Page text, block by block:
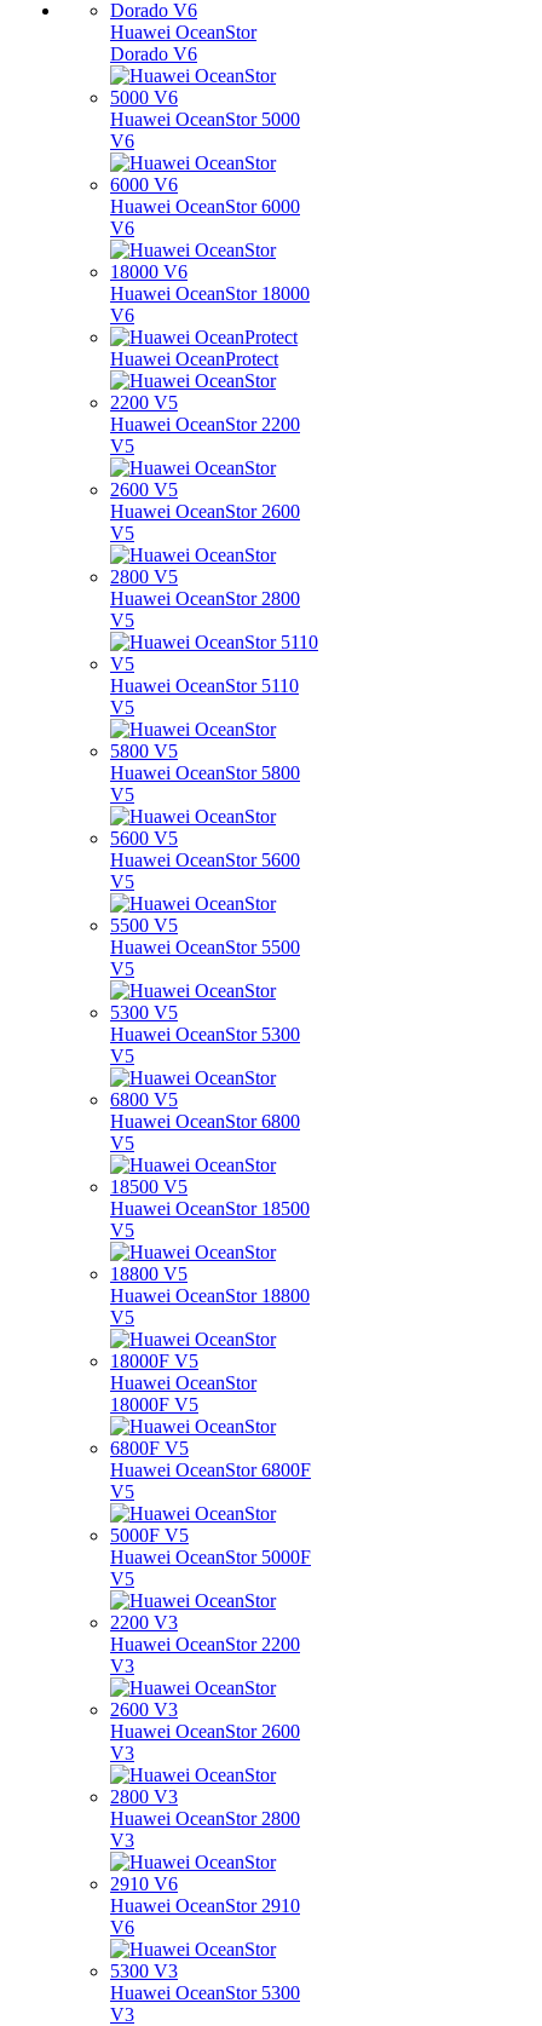
Huawei OceanStor
Dorado V6
Huawei OceanStor 5000
V6
Huawei OceanStor 6000
V6
Huawei OceanStor 18000
V6
Huawei OceanProtect
Huawei OceanStor 2200
V5
Huawei OceanStor 2600
V5
Huawei OceanStor 2800
V5
Huawei OceanStor 5110
V5
Huawei OceanStor 5800
V5
Huawei OceanStor 5600
V5
Huawei OceanStor 5500
V5
Huawei OceanStor 5300
V5
Huawei OceanStor 6800
V5
Huawei OceanStor 18500
V5
Huawei OceanStor 18800
V5
Huawei OceanStor
18000F V5
Huawei OceanStor 6800F
V5
Huawei OceanStor 5000F
V5
Huawei OceanStor 2200
V3
Huawei OceanStor 2600
V3
Huawei OceanStor 2800
V3
Huawei OceanStor 2910
V6
Huawei OceanStor 5300
V3